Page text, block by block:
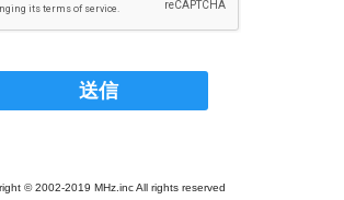
© 2002-2019 MHz.inc All rights reserved